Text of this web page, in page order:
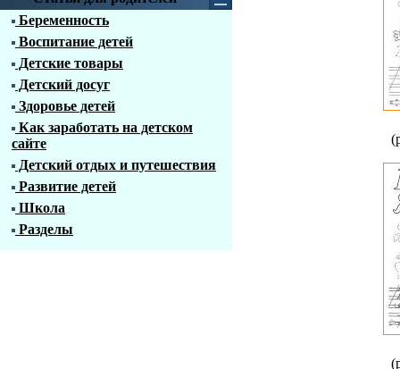
Беременность
Воспитание детей
Детские товары
Детский досуг
Здоровье детей
Как заработать на детском
сайте
Детский отдых и путешествия
Развитие детей
Школа
Разделы